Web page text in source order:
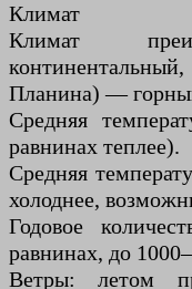
Климат
Климат
Планина) —
Средняя
равнинах теплее).
Средняя
холоднее,
Годовое
равнинах, до
Ветры: летом